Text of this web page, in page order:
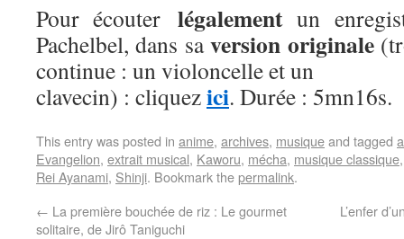
Pour écouter légalementun
Pachelbel, dans saversion originale
continue : un violoncelle et un
clavecin) : cliquezici. Durée : 5mn16s.
This entry was posted in anime, archives, musiqueand tagged
Evangelion, extrait musical, Kaworu, mécha, musique classique
Rei Ayanami, Shinji. Bookmark thepermalink.
← La première bouchée de riz : Le gourmet
solitaire, de Jirô Taniguchi
L’enfer